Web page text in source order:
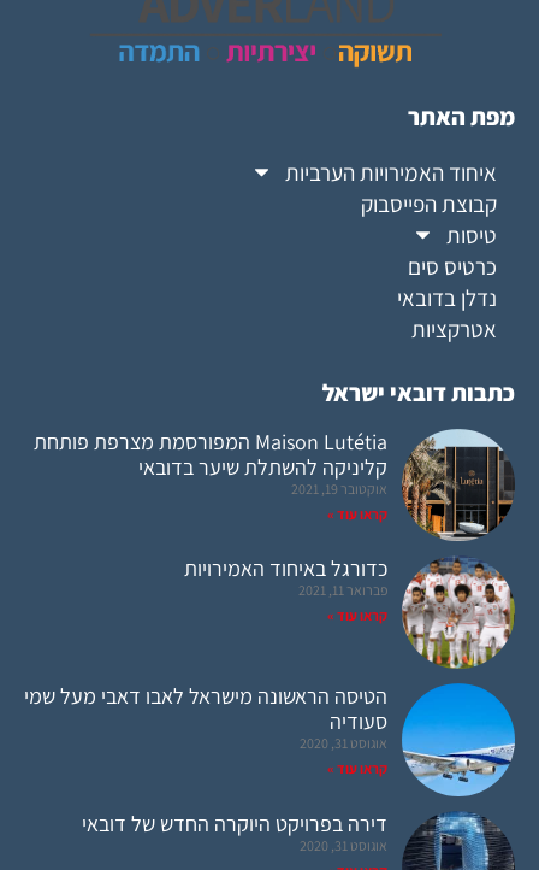
מפת האתר
איחוד האמירויות הערביות
קבוצת הפייסבוק
טיסות
כרטיס סים
נדלן בדובאי
אטרקציות
כתבות דובאי ישראל
Maison Lutétia המפורסמת מצרפת פותחת
קליניקה להשתלת שיער בדובאי
אוקטובר 19, 2021
קראו עוד »
כדורגל באיחוד האמירויות
פברואר 11, 2021
קראו עוד »
הטיסה הראשונה מישראל לאבו דאבי מעל שמי
סעודיה
אוגוסט 31, 2020
קראו עוד »
דירה בפרויקט היוקרה החדש של דובאי
אוגוסט 31, 2020